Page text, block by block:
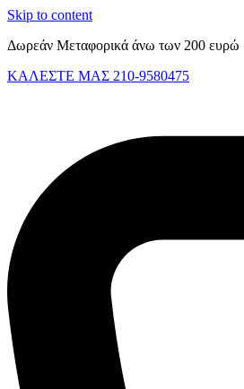
Skip to content
Δωρεάν Μεταφορικά άνω των 200 ευρώ
ΚΑΛΕΣΤΕ ΜΑΣ 210-9580475